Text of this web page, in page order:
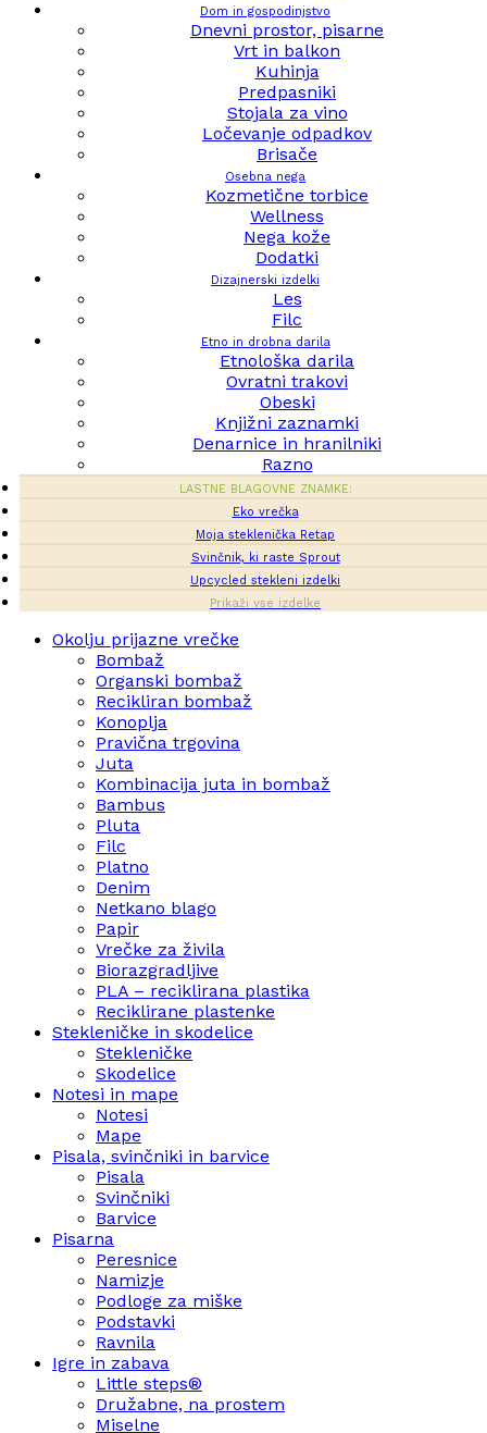
Dom in gospodinjstvo
Dnevni prostor, pisarne
Vrt in balkon
Kuhinja
Predpasniki
Stojala za vino
Ločevanje odpadkov
Brisače
Osebna nega
Kozmetične torbice
Wellness
Nega kože
Dodatki
Dizajnerski izdelki
Les
Filc
Etno in drobna darila
Etnološka darila
Ovratni trakovi
Obeski
Knjižni zaznamki
Denarnice in hranilniki
Razno
LASTNE BLAGOVNE ZNAMKE:
Eko vrečka
Moja steklenička Retap
Svinčnik, ki raste Sprout
Upcycled stekleni izdelki
Prikaži vse izdelke
Okolju prijazne vrečke
Bombaž
Organski bombaž
Recikliran bombaž
Konoplja
Pravična trgovina
Juta
Kombinacija juta in bombaž
Bambus
Pluta
Filc
Platno
Denim
Netkano blago
Papir
Vrečke za živila
Biorazgradljive
PLA – reciklirana plastika
Reciklirane plastenke
Stekleničke in skodelice
Stekleničke
Skodelice
Notesi in mape
Notesi
Mape
Pisala, svinčniki in barvice
Pisala
Svinčniki
Barvice
Pisarna
Peresnice
Namizje
Podloge za miške
Podstavki
Ravnila
Igre in zabava
Little steps®
Družabne, na prostem
Miselne